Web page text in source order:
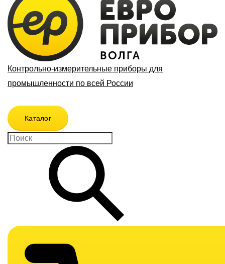
Контрольно-измерительные приборы для
промышленности по всей России
Каталог